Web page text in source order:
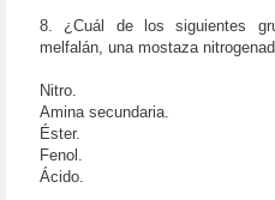
8. ¿Cuál de los siguientes
melfalán, una mostaza
Nitro.
Amina secundaria.
Éster.
Fenol.
Ácido.